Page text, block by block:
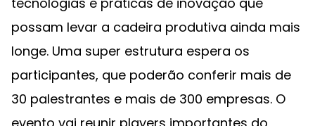
possam levar a cadeira produtiva ainda mais
longe. Uma super estrutura espera os
participantes, que poderão conferir mais de
30 palestrantes e mais de 300 empresas. O